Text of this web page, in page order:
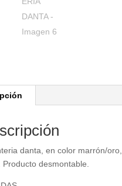
danta, en color marrón/
Producto desmontable.